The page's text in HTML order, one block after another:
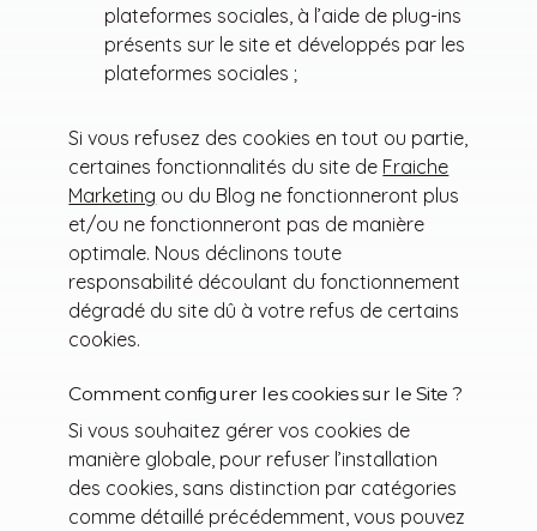
plateformes sociales, à l’aide de plug-ins
présents sur le site et développés par les
plateformes sociales ;
Si vous refusez des cookies en tout ou partie,
certaines fonctionnalités du site de Fraiche
Marketing ou du Blog ne fonctionneront plus
et/ou ne fonctionneront pas de manière
optimale. Nous déclinons toute
responsabilité découlant du fonctionnement
dégradé du site dû à votre refus de certains
cookies.
Comment configurer les cookies sur le Site ?
Si vous souhaitez gérer vos cookies de
manière globale, pour refuser l’installation
des cookies, sans distinction par catégories
comme détaillé précédemment, vous pouvez